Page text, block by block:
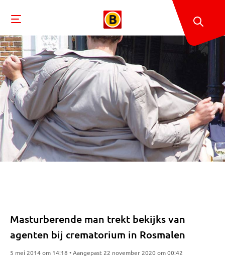
Masturberende man trekt bekijks van
agenten bij crematorium in Rosmalen
5 mei 2014 om 14:18 • Aangepast 22 november 2020 om 00:42